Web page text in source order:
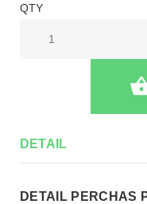
QTY
DETAIL
DETAIL PERCHAS